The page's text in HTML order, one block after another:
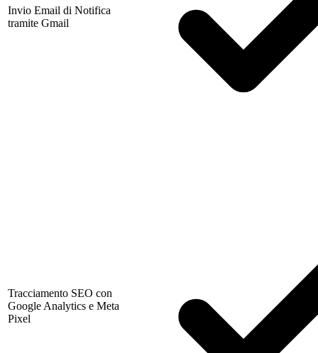
Invio Email di Notifica
tramite Gmail
Tracciamento SEO con
Google Analytics e Meta
Pixel